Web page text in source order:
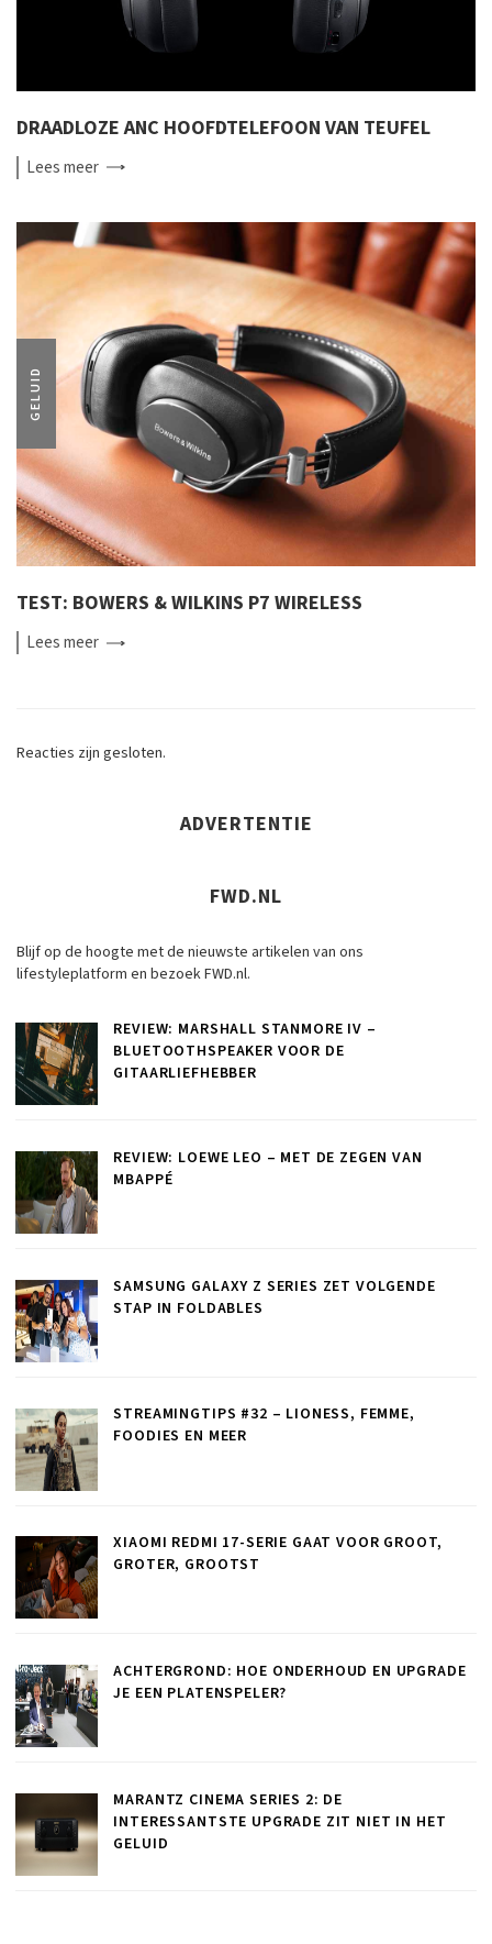
DRAADLOZE ANC HOOFDTELEFOON VAN TEUFEL
Leesmeer
GELUID
TEST: BOWERS & WILKINS P7 WIRELESS
Leesmeer
Reacties zijn gesloten.
ADVERTENTIE
FWD.NL
Blijf op de hoogte met de nieuwste artikelen van ons
lifestyleplatform en bezoek FWD.nl.
REVIEW: MARSHALL STANMORE IV –
BLUETOOTHSPEAKER VOOR DE
GITAARLIEFHEBBER
REVIEW: LOEWE LEO – MET DE ZEGEN VAN
MBAPPÉ
SAMSUNG GALAXY Z SERIES ZET VOLGENDE
STAP IN FOLDABLES
STREAMINGTIPS #32 – LIONESS, FEMME,
FOODIES EN MEER
XIAOMI REDMI 17-SERIE GAAT VOOR GROOT,
GROTER, GROOTST
ACHTERGROND: HOE ONDERHOUD EN UPGRADE
JE EEN PLATENSPELER?
MARANTZ CINEMA SERIES 2: DE
INTERESSANTSTE UPGRADE ZIT NIET IN HET
GELUID